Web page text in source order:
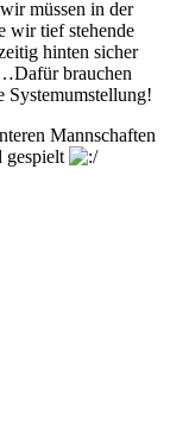
müssen in der
wir tief stehende
hinten sicher
brauchen
Systemumstellung!
Mannschaften
gespielt